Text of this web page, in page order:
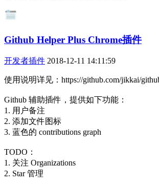
Github Helper Plus Chrome插件
开发者插件 2018-12-11 14:11:59
使用说明详见：https://github.com/jikkai/
Github 辅助插件，提供如下功能：
1. 用户备注
2. 添加文件图标
3. 蓝色的 contributions graph
TODO：
1. 关注 Organizations
2. Star 管理